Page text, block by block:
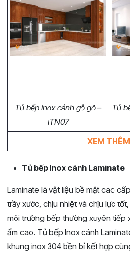
Tủ bếp inox cánh gỗ gõ –
ITN07
Tủ
XEM THÊM
Tủ bếp Inox cánh Laminate
Laminate là vật liệu bề mặt cao
trầy xước, chịu nhiệt và chịu lực
môi trường bếp thường xuyên tiếp
ẩm cao. Tủ bếp Inox cánh
khung inox 304 bền bỉ kết hợp